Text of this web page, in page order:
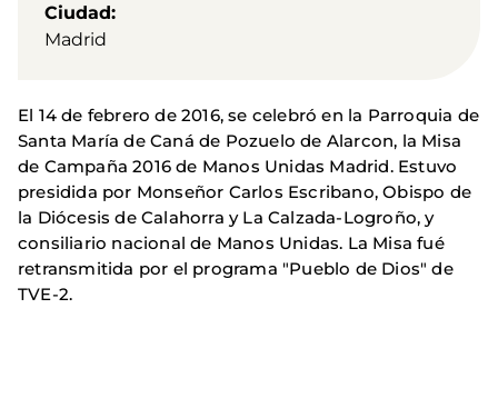
Ciudad
Madrid
El 14 de febrero de 2016, se celebró en la Parroquia de
Santa María de Caná de Pozuelo de Alarcon, la Misa
de Campaña 2016 de Manos Unidas Madrid. Estuvo
presidida por Monseñor Carlos Escribano, Obispo de
la Diócesis de Calahorra y La Calzada-Logroño, y
consiliario nacional de Manos Unidas. La Misa fué
retransmitida por el programa "Pueblo de Dios" de
TVE-2.